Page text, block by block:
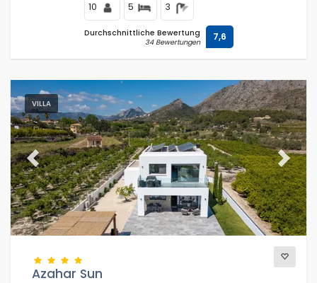
10 5 3
Durchschnittliche Bewertung
34 Bewertungen 7,6
VILLA
Previous Next
Azahar Sun